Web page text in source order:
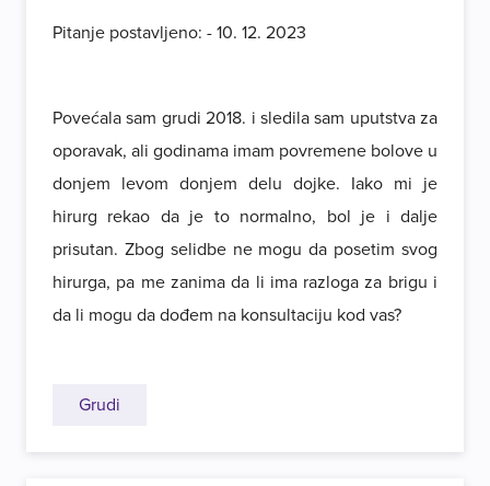
Pitanje postavljeno: - 10. 12. 2023
Povećala sam grudi 2018. i sledila sam uputstva za
oporavak, ali godinama imam povremene bolove u
donjem levom donjem delu dojke. Iako mi je
hirurg rekao da je to normalno, bol je i dalje
prisutan. Zbog selidbe ne mogu da posetim svog
hirurga, pa me zanima da li ima razloga za brigu i
da li mogu da dođem na konsultaciju kod vas?
Grudi